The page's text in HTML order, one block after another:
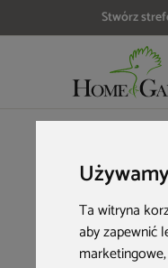
Ta witryna
aby zapewnić
marketingowe
Stwórz
Szczegóły